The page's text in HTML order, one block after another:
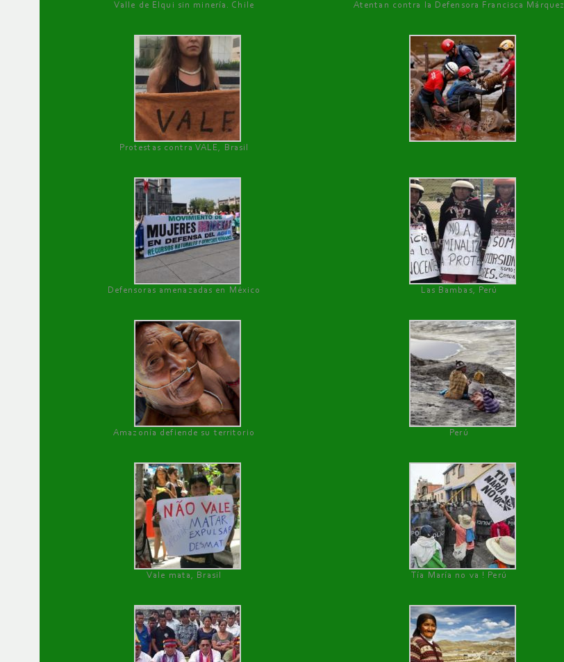
Valle de Elqui sin minería. Chile Atentan contra la Defensora Francisca Márquez
Protestas contra VALE, Brasil
Defensoras amenazadas en México Las Bambas, Perú
Amazonía defiende su territorio Perú
Vale mata, Brasil Tía María no va ! Perú